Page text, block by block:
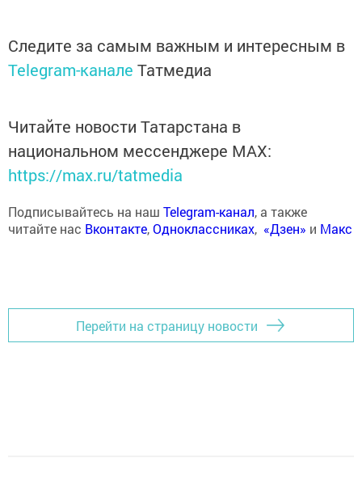
Следите за самым важным и интересным в
Telegram-канале Татмедиа
Читайте новости Татарстана в
национальном мессенджере MАХ:
https://max.ru/tatmedia
Подписывайтесь на наш Telegram-канал, а также
читайте нас Вконтакте,Одноклассниках, «Дзен» и Макс
Перейти на страницу новости